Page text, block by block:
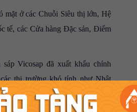
mặt ở các Chuỗi Siêu thị lớn, Hệ
tế, các Cửa hàng Đặc sản, Điểm
Vicosap đã xuất khẩu chính
thị trường khó tính như Nhật
và Đài Loan …